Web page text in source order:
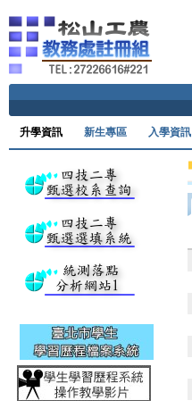
升學資訊 新生專區 入學資訊